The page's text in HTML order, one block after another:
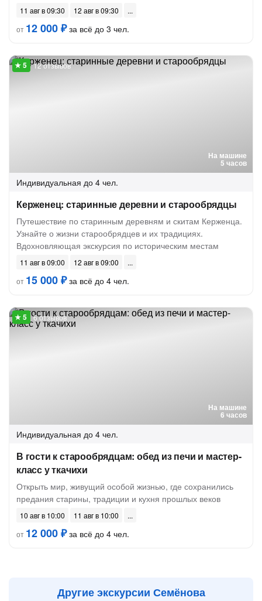
11 авг в 09:30
12 авг в 09:30
от 12 000 ₽за всё до 3 чел.
На машине
5 часов
12 отзывов
Индивидуальная до 4 чел.
Керженец: старинные деревни и старообрядцы
Путешествие по старинным деревням и скитам Керженца.
Узнайте о жизни старообрядцев и их традициях.
Вдохновляющая экскурсия по историческим местам
11 авг в 09:00
12 авг в 09:00
от 15 000 ₽за всё до 4 чел.
На машине
6 часов
6 отзывов
Индивидуальная до 4 чел.
В гости к старообрядцам: обед из печи и мастер-
класс у ткачихи
Открыть мир, живущий особой жизнью, где сохранились
предания старины, традиции и кухня прошлых веков
10 авг в 10:00
11 авг в 10:00
от 12 000 ₽за всё до 4 чел.
Другие экскурсии Семёнова